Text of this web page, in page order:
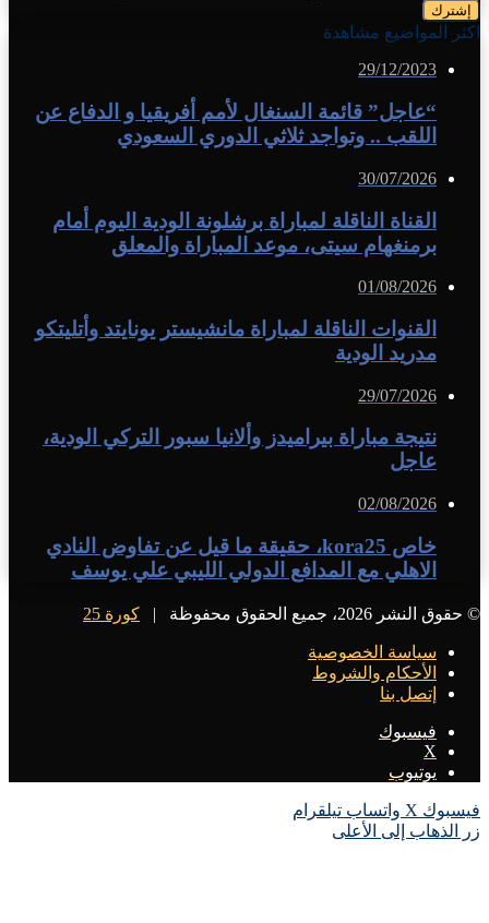
اكثر المواضيع مشاهدة
29/12/2023
“عاجل” قائمة السنغال لأمم أفريقيا و الدفاع عن
اللقب .. وتواجد ثلاثي الدوري السعودي
30/07/2026
القناة الناقلة لمباراة برشلونة الودية اليوم أمام
برمنغهام سيتى، موعد المباراة والمعلق
01/08/2026
القنوات الناقلة لمباراة مانشيستر يونايتد وأتليتكو
مدريد الودية
29/07/2026
نتيجة مباراة بيراميدز وألانيا سبور التركي الودية،
عاجل
02/08/2026
خاص kora25، حقيقة ما قيل عن تفاوض النادي
الاهلي مع المدافع الدولي الليبي علي يوسف
© حقوق النشر 2026، جميع الحقوق محفوظة | كورة 25
سياسة الخصوصية
الأحكام والشروط
إتصل بنا
فيسبوك
X
يوتيوب
فيسبوك X واتساب تيلقرام
زر الذهاب إلى الأعلى